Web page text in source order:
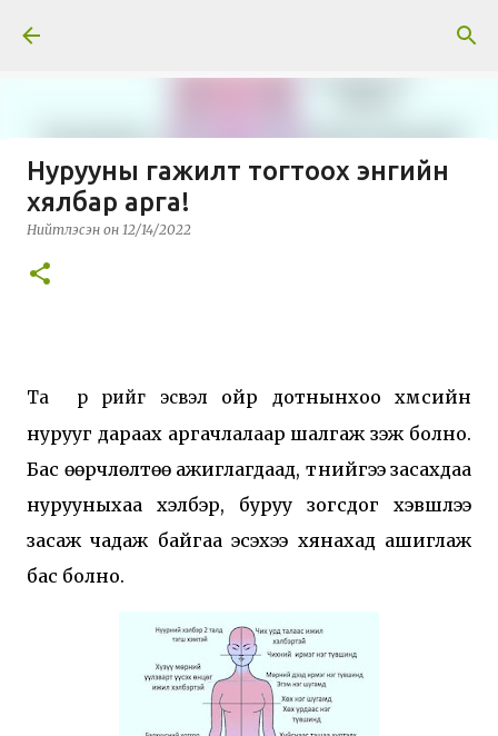
Тусгай нийтлэл: Гавриил
Абрамович Илизаров
Нурууны гажилт тогтоох энгийн
хялбар арга!
Нийтлэсэн он 12/14/2022
Та  өөрөө өөрийгөө эсвэл ойр дотнынхоо хүмүүсийн
нурууг дараах аргачлалаар шалгаж үзэж болно.
Бас өөрчлөлтөө ажиглагдаад, түүнийгээ засахдаа
нурууныхаа хэлбэр, буруу зогсдог хэвшлээ
засаж чадаж байгаа эсэхээ хянахад ашиглаж
бас болно.